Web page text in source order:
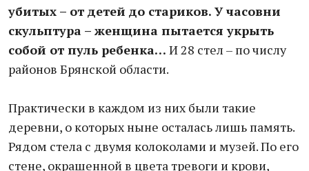
убитых – от детей до стариков. У часовни
скульптура – женщина пытается укрыть
собой от пуль ребенка… И 28 стел – по числу
районов Брянской области.
Практически в каждом из них были такие
деревни, о которых ныне осталась лишь память.
Рядом стела с двумя колоколами и музей. По его
стене, окрашенной в цвета тревоги и крови,